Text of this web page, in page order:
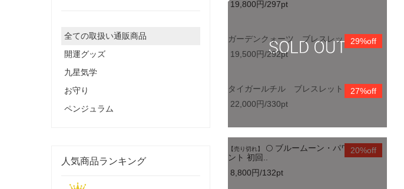
全ての取扱い通販商品
開運グッズ
九星気学
お守り
ペンジュラム
人気商品ランキング
19,800円/297pt
29%off
ガーデンクォーツ ブレスレット
19,500円/292pt
27%off
タイガールチル ブレスレット
22,000円/330pt
20%off
【売り切れ】
🌕 ブルームーン・パワーペンダ
ント 初回..
8,800円/132pt